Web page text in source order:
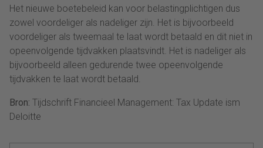
Het nieuwe boetebeleid kan voor belastingplichtigen dus
zowel voordeliger als nadeliger zijn. Het is bijvoorbeeld
voordeliger als tweemaal te laat wordt betaald en dit niet in
opeenvolgende tijdvakken plaatsvindt. Het is nadeliger als
bijvoorbeeld alleen gedurende twee opeenvolgende
tijdvakken te laat wordt betaald.
Bron: Tijdschrift Financieel Management: Tax Update ism
Deloitte